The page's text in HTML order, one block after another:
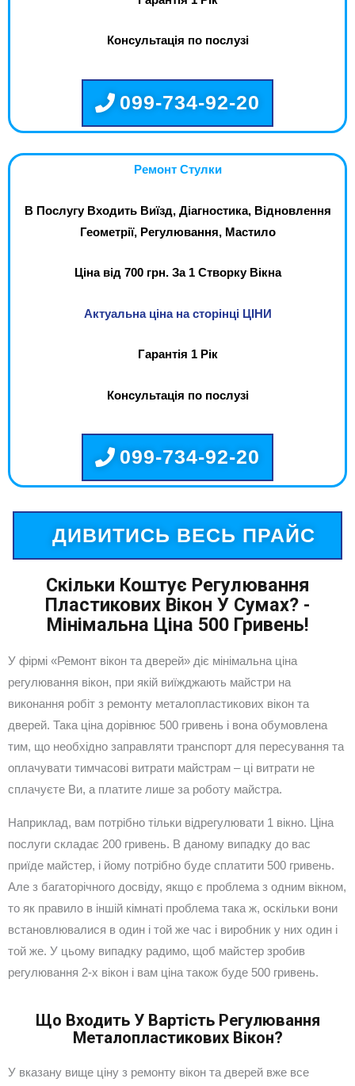
Консультація по послузі
099-734-92-20
Ремонт Стулки
В Послугу Входить Виїзд, Діагностика, Відновлення
Геометрії, Регулювання, Мастило
Ціна від 700 грн. За 1 Створку Вікна
Актуальна ціна на сторінці ЦІНИ
Гарантія 1 Рік
Консультація по послузі
099-734-92-20
ДИВИТИСЬ ВЕСЬ ПРАЙС
Скільки Коштує Регулювання
Пластикових Вікон У Сумах? -
Мінімальна Ціна 500 Гривень!
У фірмі «Ремонт вікон та дверей» діє мінімальна ціна
регулювання вікон, при якій виїжджають майстри на
виконання робіт з ремонту металопластикових вікон та
дверей. Така ціна дорівнює 500 гривень і вона обумовлена
тим, що необхідно заправляти транспорт для пересування та
оплачувати тимчасові витрати майстрам – ці витрати не
сплачуєте Ви, а платите лише за роботу майстра.
Наприклад, вам потрібно тільки відрегулювати 1 вікно. Ціна
послуги складає 200 гривень. В даному випадку до вас
приїде майстер, і йому потрібно буде сплатити 500 гривень.
Але з багаторічного досвіду, якщо є проблема з одним вікном,
то як правило в іншій кімнаті проблема така ж, оскільки вони
встановлювалися в один і той же час і виробник у них один і
той же. У цьому випадку радимо, щоб майстер зробив
регулювання 2-х вікон і вам ціна також буде 500 гривень.
Що Входить У Вартість Регулювання
Металопластикових Вікон?
У вказану вище ціну з ремонту вікон та дверей вже все